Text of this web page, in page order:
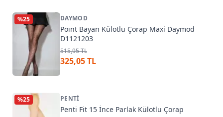
%25 DAYMOD
Poınt Bayan Külotlu Çorap Maxi Daymod
D1121203
515,95 TL
325,05 TL
%25 PENTI
Penti Fit 15 İnce Parlak Külotlu Çorap